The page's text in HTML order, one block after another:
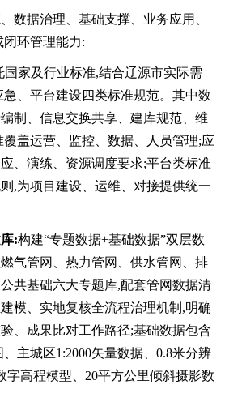
数据治理、基础支撑、业务应用、
环管理能力:
国家及行业标准,结合辽源市实际需
、平台建设四类标准规范。其中数
制、信息交换共享、建库规范、维
盖运营、监控、数据、人员管理;应
、演练、资源调度要求;平台类标准
,为项目建设、运维、对接提供统一
:构建“专题数据+基础数据”双层数
气管网、热力管网、供水管网、排
共基础六大专题库,配套管网数据清
模、实地复核全流程治理机制,明确
、成果比对工作路径;基础数据包含
主城区1:2000矢量数据、0.8米分辨
字高程模型、20平方公里倾斜摄影数